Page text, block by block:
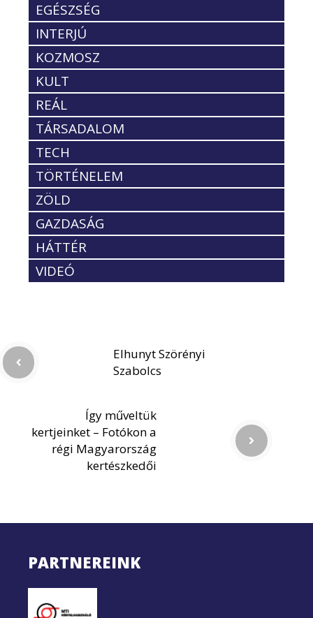
EGÉSZSÉG
INTERJÚ
KOZMOSZ
KULT
REÁL
TÁRSADALOM
TECH
TÖRTÉNELEM
ZÖLD
GAZDASÁG
HÁTTÉR
VIDEÓ
Elhunyt Szörényi
Szabolcs
Így műveltük
kertjeinket – Fotókon a
régi Magyarország
kertészkedői
PARTNEREINK